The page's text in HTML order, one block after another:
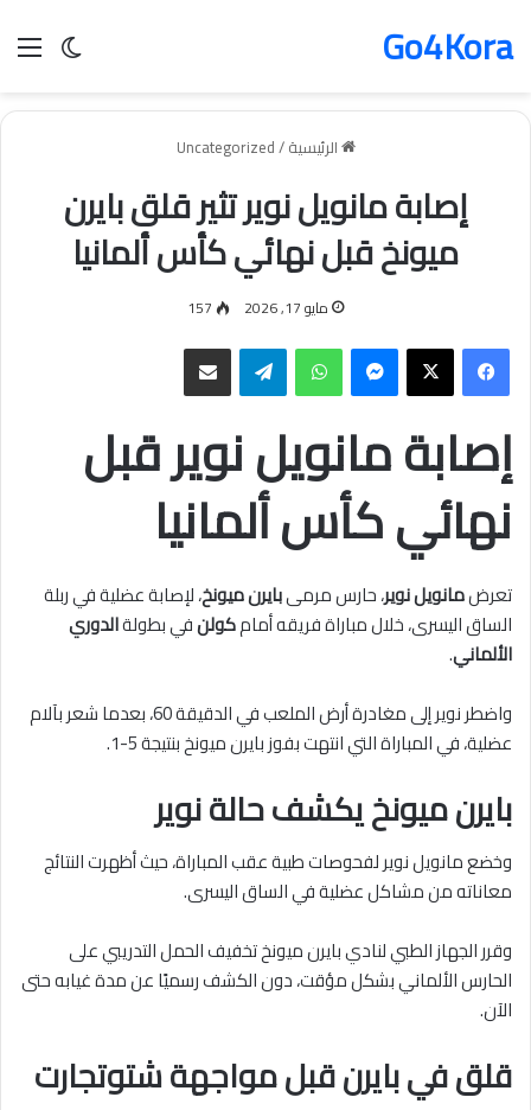
Go4Kora
الرئيسية/
Uncategorized
إصابة مانويل نوير تثير قلق بايرن
ميونخ قبل نهائي كأس ألمانيا
مايو 17, 2026 157
ماسنجر واتساب تيلقرام مشاركة عبر البريد
إصابة مانويل نوير قبل
نهائي كأس ألمانيا
تعرضمانويل نوير، حارس مرمىبايرن ميونخ، لإصابة عضلية في ربلة
الساق اليسرى، خلال مباراة فريقه أمامكولنفي بطولةالدوري
الألماني.
واضطر نوير إلى مغادرة أرض الملعب في الدقيقة 60، بعدما شعر بآلام
عضلية، في المباراة التي انتهت بفوز بايرن ميونخ بنتيجة 5-1.
بايرن ميونخ يكشف حالة نوير
وخضع مانويل نوير لفحوصات طبية عقب المباراة، حيث أظهرت النتائج
معاناته من مشاكل عضلية في الساق اليسرى.
وقرر الجهاز الطبي لنادي بايرن ميونخ تخفيف الحمل التدريبي على
الحارس الألماني بشكل مؤقت، دون الكشف رسميًا عن مدة غيابه حتى
الآن.
قلق في بايرن قبل مواجهة شتوتجارت